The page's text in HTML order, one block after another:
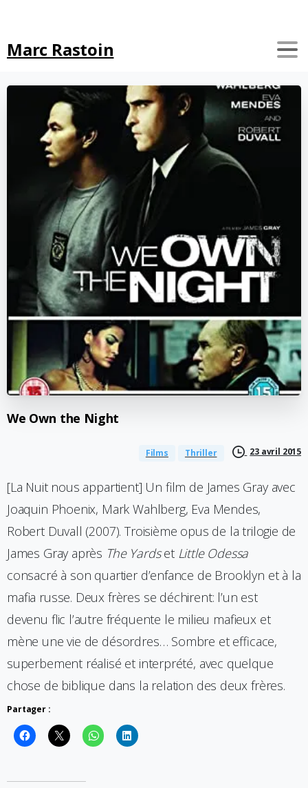
Marc Rastoin
We Own the Night
Films Thriller 23 avril 2015
[La Nuit nous appartient] Un film de James Gray avec
Joaquin Phoenix, Mark Wahlberg, Eva Mendes,
Robert Duvall (2007). Troisième opus de la trilogie de
James Gray après The Yardset Little Odessa
consacré à son quartier d’enfance de Brooklyn et à la
mafia russe. Deux frères se déchirent: l’un est
devenu flic l’autre fréquente le milieu mafieux et
mène une vie de désordres… Sombre et efficace,
superbement réalisé et interprété, avec quelque
chose de biblique dans la relation des deux frères.
Partager :